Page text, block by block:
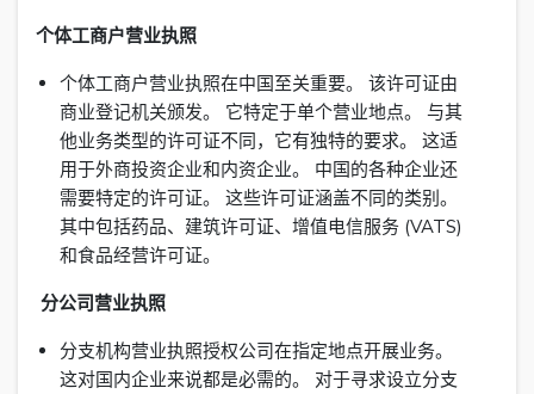
个体工商户营业执照
个体工商户营业执照在中国至关重要。 该许可证由
商业登记机关颁发。 它特定于单个营业地点。 与其
他业务类型的许可证不同，它有独特的要求。 这适
用于外商投资企业和内资企业。 中国的各种企业还
需要特定的许可证。 这些许可证涵盖不同的类别。
其中包括药品、建筑许可证、增值电信服务 (VATS)
和食品经营许可证。
分公司营业执照
分支机构营业执照授权公司在指定地点开展业务。
这对国内企业来说都是必需的。 对于寻求设立分支